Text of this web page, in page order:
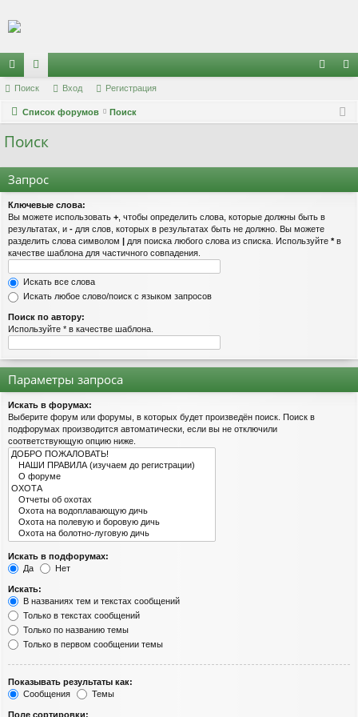
Регистрация
с
ы
лк
ор
ум
ы
и
Поиск Вход Регистрация
Список форумов Поиск
Поиск
Запрос
Ключевые слова:
Вы можете использовать + , чтобы определить слова, которые должны быть в
результатах, и - для слов, которых в результатах быть не должно. Вы можете
разделить слова символом | для поиска любого слова из списка. Используйте *в
качестве шаблона для частичного совпадения.
Искать все слова
Искать любое слово/поиск с языком запросов
Поиск по автору:
Используйте * в качестве шаблона.
Параметры запроса
Искать в форумах:
Выберите форум или форумы, в которых будет произведён поиск. Поиск в
подфорумах производится автоматически, если вы не отключили
соответствующую опцию ниже.
Искать в подфорумах:
Да
Нет
Искать:
В названиях тем и текстах сообщений
Только в текстах сообщений
Только по названию темы
Только в первом сообщении темы
Показывать результаты как:
Сообщения
Темы
Поле сортировки: